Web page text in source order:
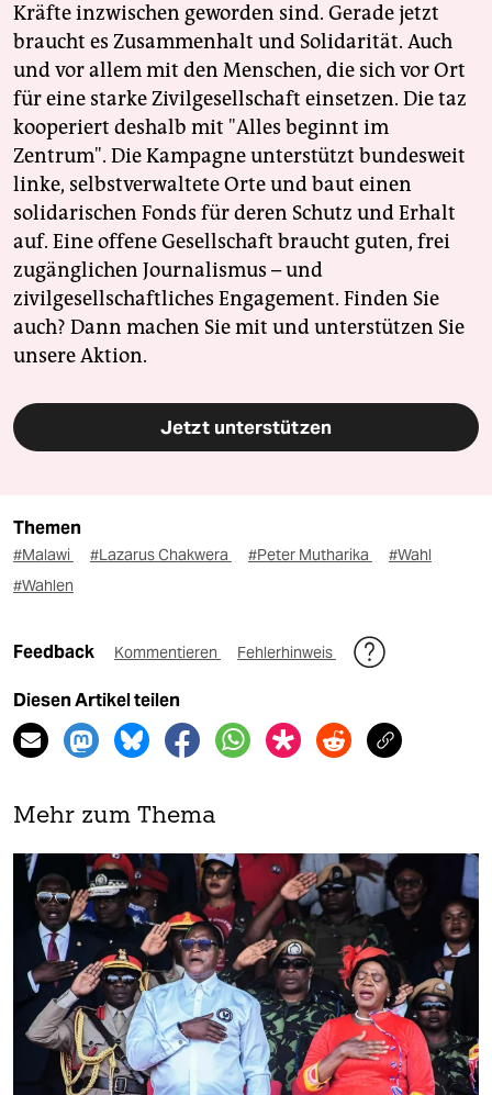
Kräfte inzwischen geworden sind. Gerade jetzt
braucht es Zusammenhalt und Solidarität. Auch
und vor allem mit den Menschen, die sich vor Ort
für eine starke Zivilgesellschaft einsetzen. Die taz
kooperiert deshalb mit "Alles beginnt im
Zentrum". Die Kampagne unterstützt bundesweit
linke, selbstverwaltete Orte und baut einen
solidarischen Fonds für deren Schutz und Erhalt
auf. Eine offene Gesellschaft braucht guten, frei
zugänglichen Journalismus – und
zivilgesellschaftliches Engagement. Finden Sie
auch? Dann machen Sie mit und unterstützen Sie
unsere Aktion.
Jetzt unterstützen
Themen
#Malawi #Lazarus Chakwera #Peter Mutharika
#Wahl
#Wahlen
Feedback Kommentieren Fehlerhinweis
Diesen Artikel teilen
Mehr zum Thema